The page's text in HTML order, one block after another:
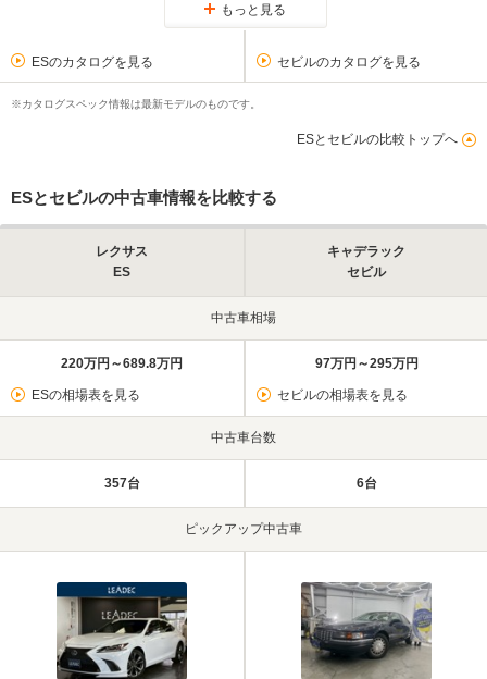
もっと見る
ESのカタログを見る セビルのカタログを見る
※カタログスペック情報は最新モデルのものです。
ESとセビルの比較トップへ
ESとセビルの中古車情報を比較する
レクサス
ES
キャデラック
セビル
中古車相場
220万円～689.8万円
ESの相場表を見る
97万円～295万円
セビルの相場表を見る
中古車台数
357台 6台
ピックアップ中古車